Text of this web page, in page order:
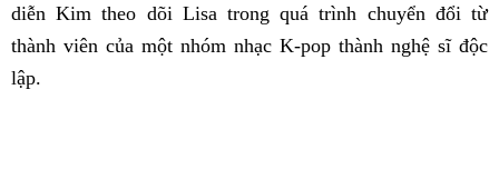
diễn Kim theo dõi Lisa trong quá trình chuyển đổi từ
thành viên của một nhóm nhạc K-pop thành nghệ sĩ độc
lập.